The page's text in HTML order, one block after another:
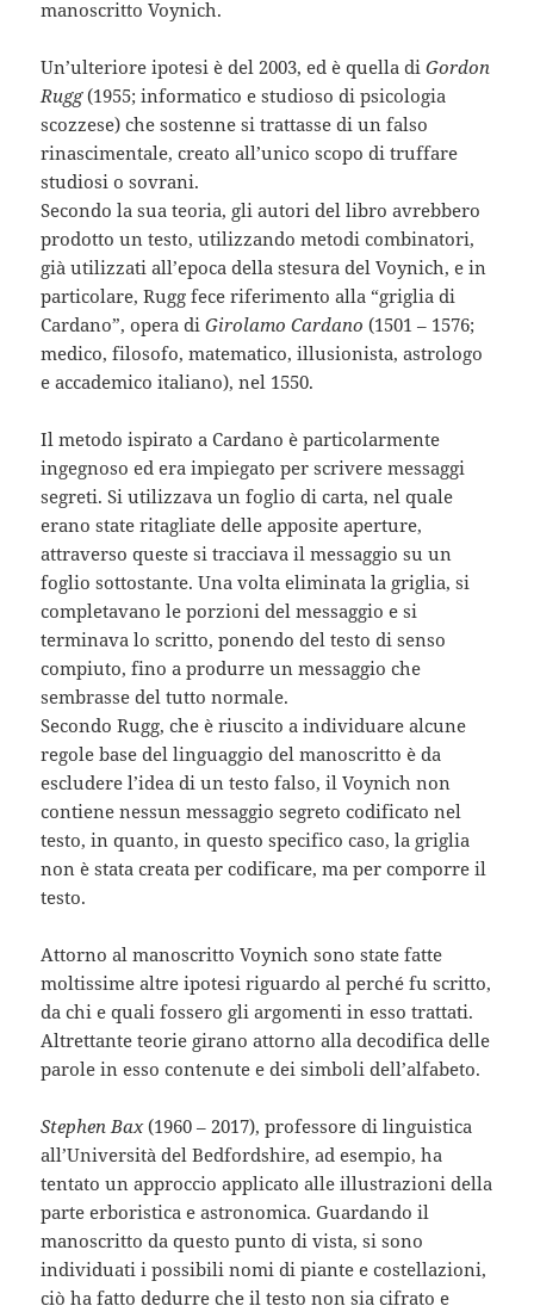
manoscritto Voynich.
Un’ulteriore ipotesi è del 2003, ed è quella diGordon
Rugg(1955; informatico e studioso di psicologia
scozzese) che sostenne si trattasse di un falso
rinascimentale, creato all’unico scopo di truffare
studiosi o sovrani.
Secondo la sua teoria, gli autori del libro avrebbero
prodotto un testo, utilizzando metodi combinatori,
già utilizzati all’epoca della stesura del Voynich, e in
particolare, Rugg fece riferimento alla “griglia di
Cardano”, opera di Girolamo Cardano (1501 – 1576;
medico, filosofo, matematico, illusionista, astrologo
e accademico italiano), nel 1550.
Il metodo ispirato a Cardano è particolarmente
ingegnoso ed era impiegato per scrivere messaggi
segreti. Si utilizzava un foglio di carta, nel quale
erano state ritagliate delle apposite aperture,
attraverso queste si tracciava il messaggio su un
foglio sottostante. Una volta eliminata la griglia, si
completavano le porzioni del messaggio e si
terminava lo scritto, ponendo del testo di senso
compiuto, fino a produrre un messaggio che
sembrasse del tutto normale.
Secondo Rugg, che è riuscito a individuare alcune
regole base del linguaggio del manoscritto è da
escludere l’idea di un testo falso, il Voynich non
contiene nessun messaggio segreto codificato nel
testo, in quanto, in questo specifico caso, la griglia
non è stata creata per codificare, ma per comporre il
testo.
Attorno al manoscritto Voynich sono state fatte
moltissime altre ipotesi riguardo al perché fu scritto,
da chi e quali fossero gli argomenti in esso trattati.
Altrettante teorie girano attorno alla decodifica delle
parole in esso contenute e dei simboli dell’alfabeto.
Stephen Bax(1960 – 2017), professore di linguistica
all’Università del Bedfordshire, ad esempio, ha
tentato un approccio applicato alle illustrazioni della
parte erboristica e astronomica. Guardando il
manoscritto da questo punto di vista, si sono
individuati i possibili nomi di piante e costellazioni,
ciò ha fatto dedurre che il testo non sia cifrato e